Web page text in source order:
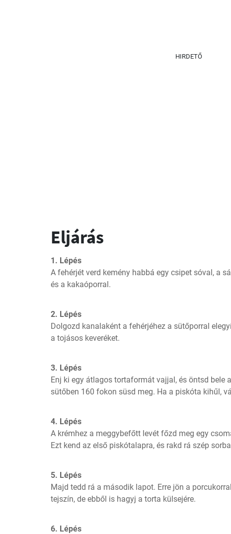
HIRDETŐ
Eljárás
1. Lépés
A fehérjét verd kemény habbá egy csipet sóval, a
és a kakaóporral.
2. Lépés
Dolgozd kanalaként a fehérjéhez a sütőporral
a tojásos keveréket.
3. Lépés
Enj ki egy átlagos tortaformát vajjal, és öntsd bele
sütőben 160 fokon süsd meg. Ha a piskóta kihűl,
4. Lépés
A krémhez a meggybefőtt levét főzd meg egy
Ezt kend az első piskótalapra, és rakd rá szép
5. Lépés
Majd tedd rá a második lapot. Erre jön a
tejszín, de ebből is hagyj a torta külsejére.
6. Lépés